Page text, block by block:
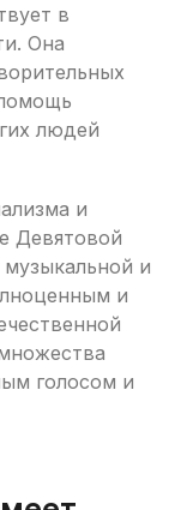
в
Она
людей
и
Девятовой
и
и
голосом и